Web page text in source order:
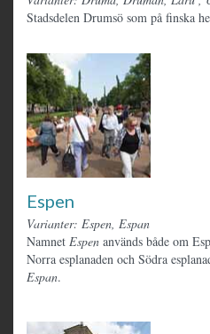
Stadsdelen Drumsö som på finska
Espen
Varianter: Espen, Espan
Namnet Espen används både om
Norra esplanaden och Södra
Espan.